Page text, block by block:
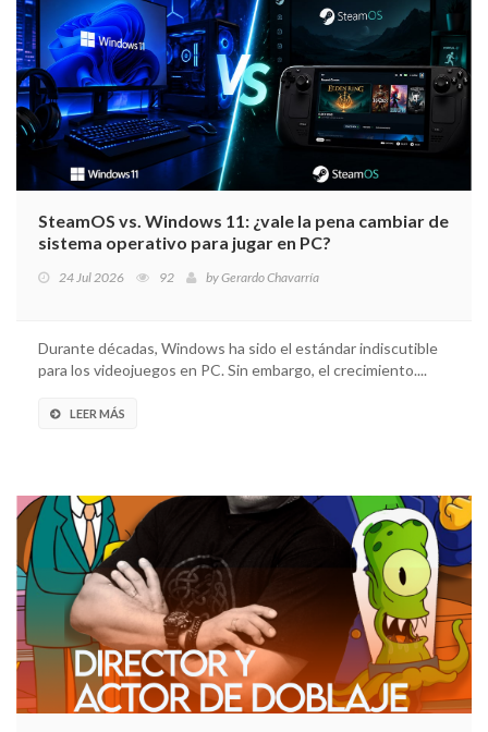
SteamOS vs. Windows 11: ¿vale la pena cambiar de
sistema operativo para jugar en PC?
24 Jul 2026 92 byGerardo Chavarría
Durante décadas, Windows ha sido el estándar indiscutible
para los videojuegos en PC. Sin embargo, el crecimiento....
LEER MÁS